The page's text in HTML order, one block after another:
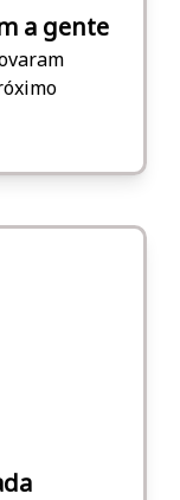
a gente